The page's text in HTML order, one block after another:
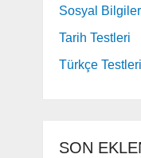
Sosyal
Tarih Testleri
Türkçe Testleri
SON